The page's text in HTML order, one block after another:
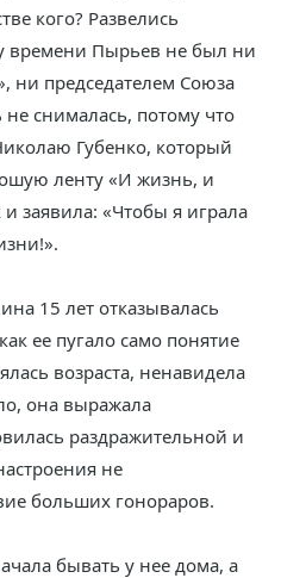
кого? Развелись
времени Пырьев не был ни
ни председателем Союза
снималась, потому что
Губенко, который
ленту «И жизнь, и
заявила: «Чтобы я играла
15 лет отказывалась
ее пугало само понятие
возраста, ненавидела
она выражала
раздражительной и
не
больших гонораров.
бывать у нее дома, а